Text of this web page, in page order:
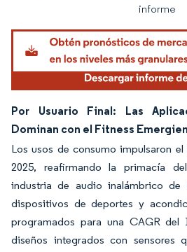
informe
Por Usuario Final: Las
Dominan con el Fitness
Los usos de consumo impulsaron
2025, reafirmando la primacía
industria de audio inalámbrico de
dispositivos de deportes y
programados para una CAGR del
diseños integrados con sensores